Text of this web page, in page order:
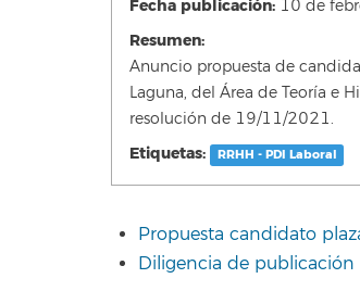
Fecha publicación: 10 de
Resumen:
Anuncio propuesta de
Laguna, del Área de Teoría e
resolución de 19/11/2021.
Etiquetas: RRHH - PDI Laboral
Propuesta candidato
Diligencia de publicación